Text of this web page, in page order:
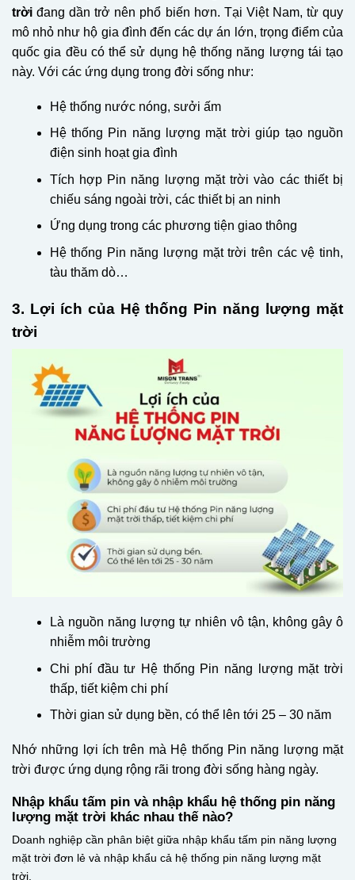
trời đang dần trở nên phổ biến hơn. Tại Việt Nam, từ quy
mô nhỏ như hộ gia đình đến các dự án lớn, trọng điểm của
quốc gia đều có thể sử dụng hệ thống năng lượng tái tạo
này. Với các ứng dụng trong đời sống như:
Hệ thống nước nóng, sưởi ấm
Hệ thống Pin năng lượng mặt trời giúp tạo nguồn
điện sinh hoạt gia đình
Tích hợp Pin năng lượng mặt trời vào các thiết bị
chiếu sáng ngoài trời, các thiết bị an ninh
Ứng dụng trong các phương tiện giao thông
Hệ thống Pin năng lượng mặt trời trên các vệ tinh,
tàu thăm dò…
3. Lợi ích của Hệ thống Pin năng lượng mặt
trời
Là nguồn năng lượng tự nhiên vô tận, không gây ô
nhiễm môi trường
Chi phí đầu tư Hệ thống Pin năng lượng mặt trời
thấp, tiết kiệm chi phí
Thời gian sử dụng bền, có thể lên tới 25 – 30 năm
Nhớ những lợi ích trên mà Hệ thống Pin năng lượng mặt
trời được ứng dụng rộng rãi trong đời sống hàng ngày.
Nhập khẩu tấm pin và nhập khẩu hệ thống pin năng
lượng mặt trời khác nhau thế nào?
Doanh nghiệp cần phân biệt giữa nhập khẩu tấm pin năng lượng
mặt trời đơn lẻ và nhập khẩu cả hệ thống pin năng lượng mặt
trời.